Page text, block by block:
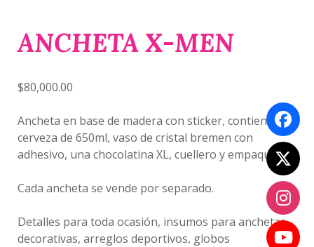
ANCHETA X-MEN
$80,000.00
Ancheta en base de madera con sticker, contiene
cerveza de 650ml, vaso de cristal bremen con
adhesivo, una chocolatina XL, cuellero y empaque.
Cada ancheta se vende por separado.
Detalles para toda ocasión, insumos para anchetas
decorativas, arreglos deportivos, globos